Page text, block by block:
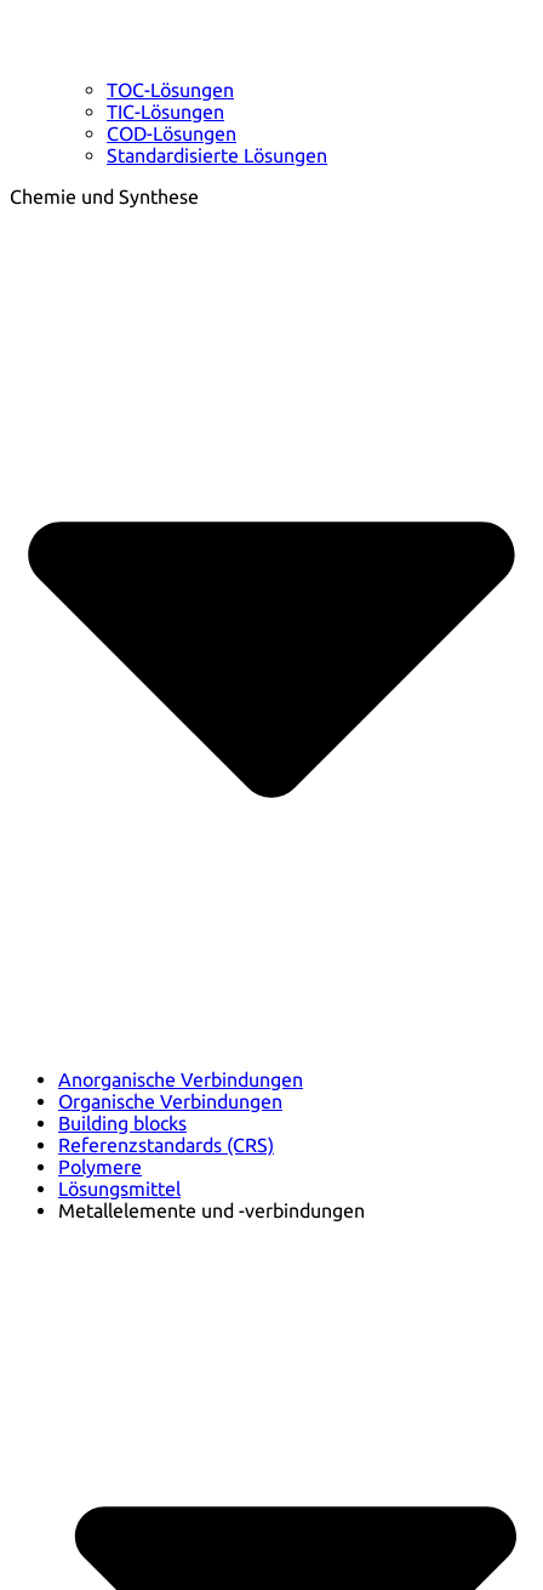
TOC-Lösungen
TIC-Lösungen
COD-Lösungen
Standardisierte Lösungen
Chemie und Synthese
Anorganische Verbindungen
Organische Verbindungen
Building blocks
Referenzstandards (CRS)
Polymere
Lösungsmittel
Metallelemente und -verbindungen